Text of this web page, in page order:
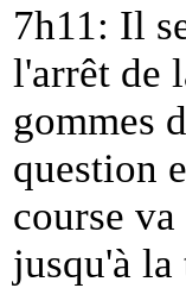
7h11: Il
l'arrêt de
gommes
question
course
jusqu'à la